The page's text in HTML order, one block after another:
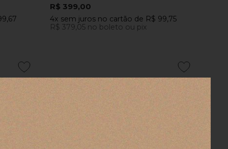
R$ 399,00
4x sem juros no cartão de R$ 99,75
R$ 379,05 no boleto ou pix